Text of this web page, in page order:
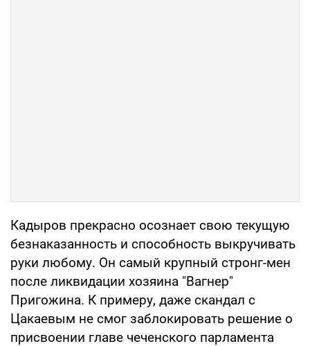
Кадыров прекрасно осознает свою текущую
безнаказанность и способность выкручивать
руки любому. Он самый крупный стронг-мен
после ликвидации хозяина "Вагнер"
Пригожина. К примеру, даже скандал с
Цакаевым не смог заблокировать решение о
присвоении главе чеченского парламента